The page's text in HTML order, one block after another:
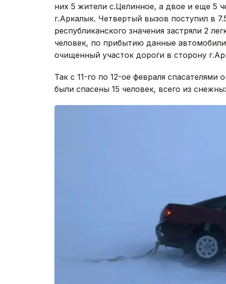
них 5 жители с.Целинное, а двое и еще 5
г.Аркалык. Четвертый вызов поступил в
республиканского значения застряли 2
человек, по прибытию данные
очищенный участок дороги в сторону
Так с 11-го по 12-ое февраля
были спасены 15 человек, всего из